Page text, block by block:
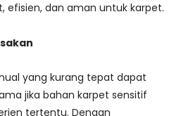
efisien, dan aman untuk karpet.
yang kurang tepat dapat
jika bahan karpet sensitif
tertentu. Dengan